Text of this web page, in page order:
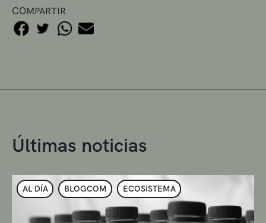
COMPARTIR
Últimas noticias
AL DÍA BLOGCOM ECOSISTEMA